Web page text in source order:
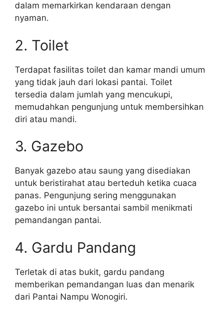
dalam memarkirkan kendaraan dengan
nyaman.
2. Toilet
Terdapat fasilitas toilet dan kamar mandi umum
yang tidak jauh dari lokasi pantai. Toilet
tersedia dalam jumlah yang mencukupi,
memudahkan pengunjung untuk membersihkan
diri atau mandi.
3. Gazebo
Banyak gazebo atau saung yang disediakan
untuk beristirahat atau berteduh ketika cuaca
panas. Pengunjung sering menggunakan
gazebo ini untuk bersantai sambil menikmati
pemandangan pantai.
4. Gardu Pandang
Terletak di atas bukit, gardu pandang
memberikan pemandangan luas dan menarik
dari Pantai Nampu Wonogiri.